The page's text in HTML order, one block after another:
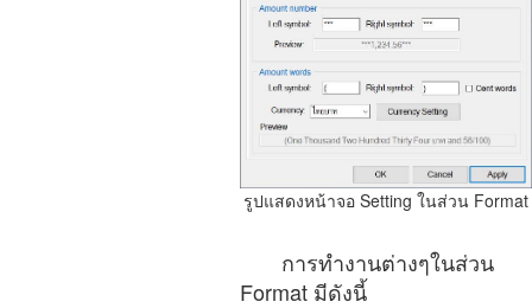
รูปแสดงหน้าจอ Setting ในส่วน Format
การทำงานต่างๆในส่วน
Format มีดังนี้